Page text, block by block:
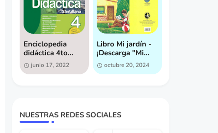
Enciclopedia
didáctica 4to
grado - Descarga
gratis
junio 17, 2022
Libro Mi jardín -
¡Descarga "Mi
Jardín" ahora
mismo [GRATIS]!
octubre 20, 2024
NUESTRAS REDES SOCIALES